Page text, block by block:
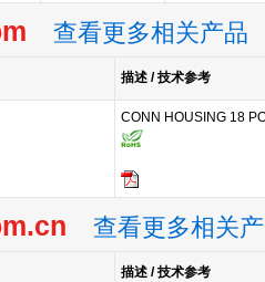
查看更多相关产品
描述 / 技术参考
CONN HOUSING 18
查看更多相关
描述 / 技术参考